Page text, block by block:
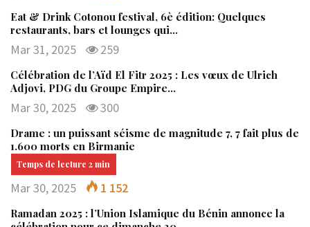
Eat & Drink Cotonou festival, 6è édition: Quelques
restaurants, bars et lounges qui…
Mar 31, 2025 259
Célébration de l’Aïd El Fitr 2025 : Les vœux de Ulrich
Adjovi, PDG du Groupe Empire…
Mar 30, 2025 300
Drame : un puissant séisme de magnitude 7, 7 fait plus de
1.600 morts en Birmanie
Mar 30, 2025 1 152
Ramadan 2025 : l’Union Islamique du Bénin annonce la